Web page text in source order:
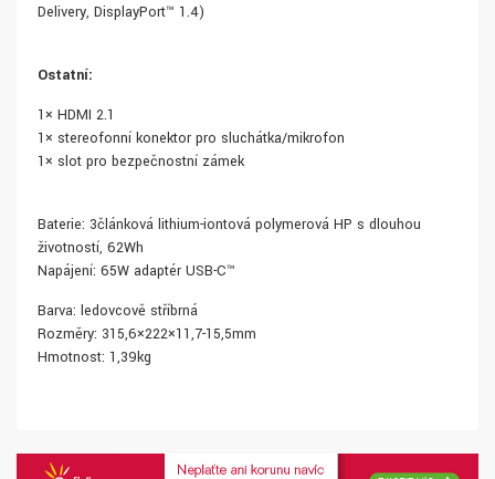
Delivery, DisplayPort™ 1.4)
Ostatní:
1× HDMI 2.1
1× stereofonní konektor pro sluchátka/mikrofon
1× slot pro bezpečnostní zámek
Baterie: 3článková lithium-iontová polymerová HP s dlouhou
životností, 62Wh
Napájení: 65W adaptér USB-C™
Barva: ledovcově stříbrná
Rozměry: 315,6×222×11,7-15,5mm
Hmotnost: 1,39kg